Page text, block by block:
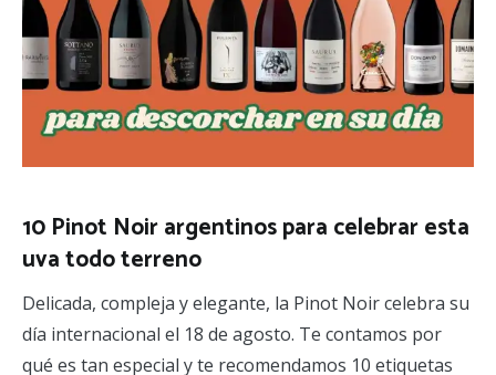
10 Pinot Noir argentinos para celebrar esta
uva todo terreno
Delicada, compleja y elegante, la Pinot Noir celebra su
día internacional el 18 de agosto. Te contamos por
qué es tan especial y te recomendamos 10 etiquetas